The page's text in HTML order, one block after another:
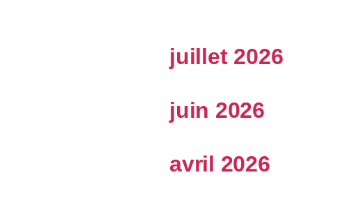
juillet 2026
juin 2026
avril 2026